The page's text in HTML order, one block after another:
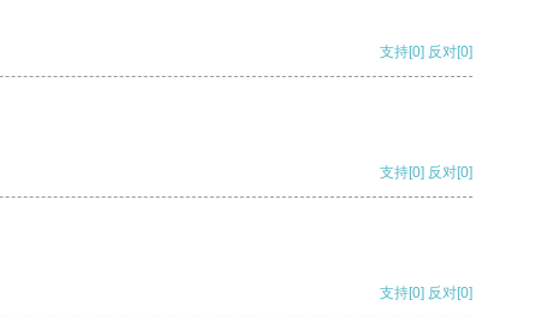
支持[0] 反对[0]
支持[0] 反对[0]
支持[0] 反对[0]